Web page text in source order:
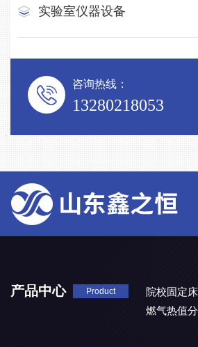
实验室仪器设备
咨询热线：
13280218053
产品中心 Product
院校固定
燃气热值